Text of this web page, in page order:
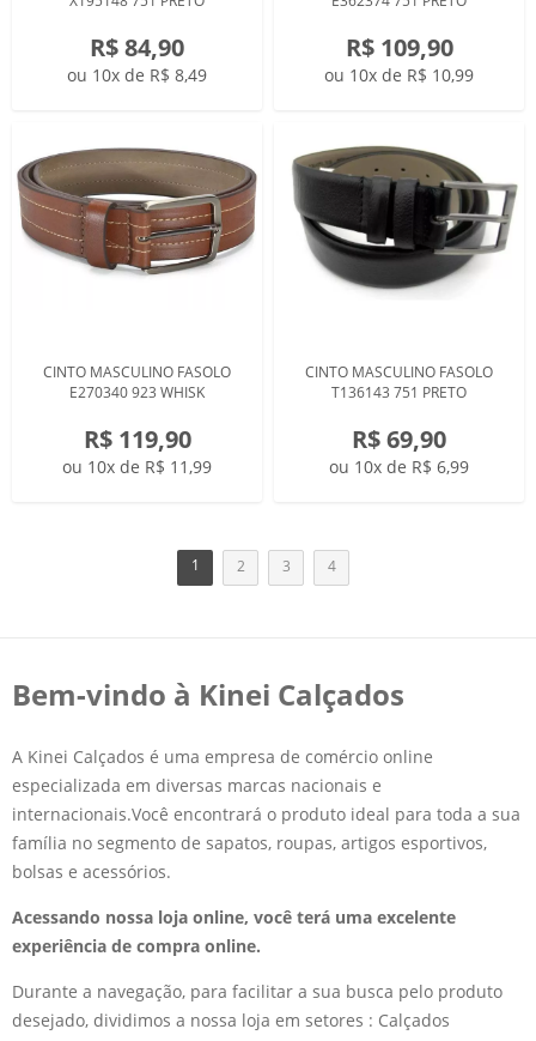
R$ 84,90
ou 10x de R$ 8,49
R$ 109,90
ou 10x de R$ 10,99
CINTO MASCULINO FASOLO
E270340 923 WHISK
R$ 119,90
ou 10x de R$ 11,99
CINTO MASCULINO FASOLO
T136143 751 PRETO
R$ 69,90
ou 10x de R$ 6,99
1 2 3 4
Bem-vindo à Kinei Calçados
A Kinei Calçados é uma empresa de comércio online
especializada em diversas marcas nacionais e
internacionais.Você encontrará o produto ideal para toda a sua
família no segmento de sapatos, roupas, artigos esportivos,
bolsas e acessórios.
Acessando nossa loja online, você terá uma excelente
experiência de compra online.
Durante a navegação, para facilitar a sua busca pelo produto
desejado, dividimos a nossa loja em setores : Calçados